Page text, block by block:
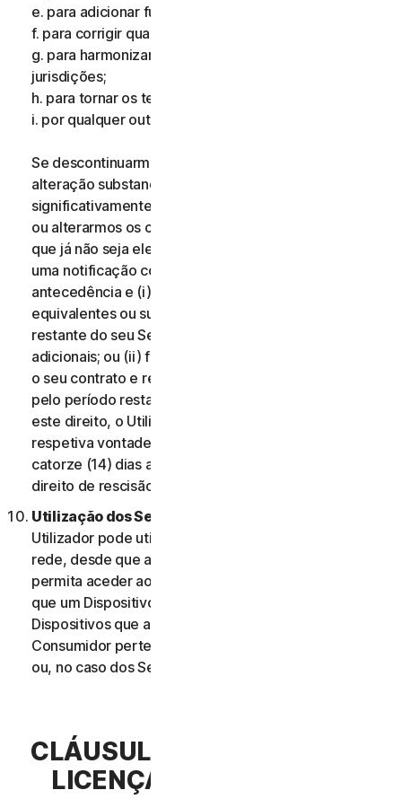
e. para adicionar funcionalidades adicionais;
f. para corrigir qualquer erro;
g. para harmonizar os serviços ou termos em múltiplas
jurisdições;
h. para tornar os termos mais claros; e
i. por qualquer outro motivo válido.
Se descontinuarmos os Serviços, aplicarmos uma
alteração substancial aos Serviços que possa ser
significativamente prejudicial para si, ou introduzirmos
ou alterarmos os critérios de elegibilidade de modo
que já não seja elegível para os Serviços, receberá
uma notificação com catorze (14) dias de
antecedência e (i) oferecemos-lhe serviços
equivalentes ou superiores durante o período
restante do seu Serviço sem quaisquer custos
adicionais; ou (ii) fornecemos-lhe o direito de terminar
o seu contrato e receber um reembolso proporcional
pelo período restante do seu Serviço. Para exercer
este direito, o Utilizador deve informar-nos da
respetiva vontade de rescindir o contrato no prazo de
catorze (14) dias após a notificação da alteração e do
direito de rescisão do Utilizador.
Utilização dos Serviços Através de uma Rede.
Utilizador pode utilizar os Serviços através de uma
rede, desde que a sua Elegibilidade do Serviço lhe
permita aceder aos Serviços ou utilizá-los em mais do
que um Dispositivo e desde que cada um desses
Dispositivos que aceda ou utilize os Serviços de
Consumidor pertença a um único agregado familiar
ou, no caso dos Serviços Comerciais, a uma única PE.
CLÁUSULA 3.ª – TERMOS DE
LICENÇA DE SOFTWARE